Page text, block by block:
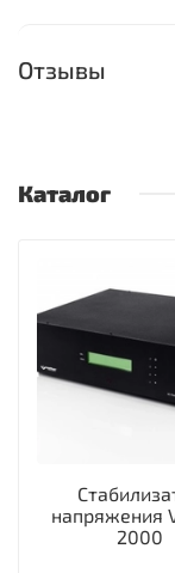
Отзывы
Каталог
напряжения
2000